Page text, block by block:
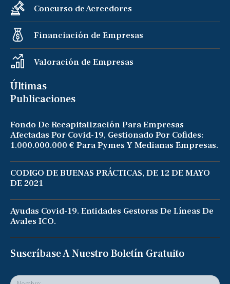
Concurso de Acreedores
Financiación de Empresas
Valoración de Empresas
Últimas
Publicaciones
Fondo De Recapitalización Para Empresas
Afectadas Por Covid-19, Gestionado Por Cofides:
1.000.000.000 € Para Pymes Y Medianas Empresas.
CODIGO DE BUENAS PRÁCTICAS, DE 12 DE MAYO
DE 2021
Ayudas Covid-19. Entidades Gestoras De Líneas De
Avales ICO.
Suscríbase A Nuestro Boletín Gratuito